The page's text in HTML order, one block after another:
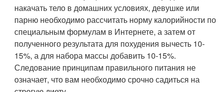
накачать тело в домашних условиях, девушке или
парню необходимо рассчитать норму калорийности по
специальным формулам в Интернете, а затем от
полученного результата для похудения вычесть 10-
15%, а для набора массы добавить 10-15%.
Следование принципам правильного питания не
означает, что вам необходимо срочно садиться на